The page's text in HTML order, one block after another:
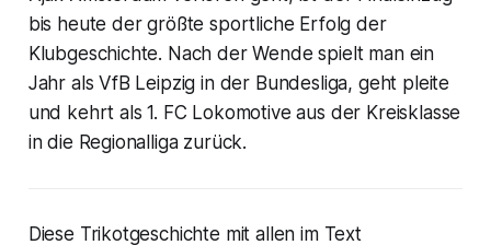
bis heute der größte sportliche Erfolg der
Klubgeschichte. Nach der Wende spielt man ein
Jahr als VfB Leipzig in der Bundesliga, geht pleite
und kehrt als 1. FC Lokomotive aus der Kreisklasse
in die Regionalliga zurück.
Diese Trikotgeschichte mit allen im Text